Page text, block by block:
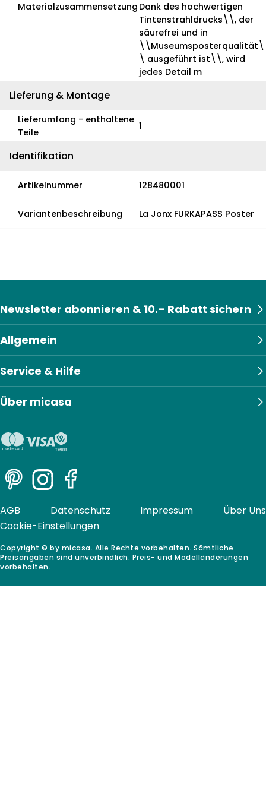
Materialzusammensetzung Dank des hochwertigen
Tintenstrahldrucks\\, der
säurefrei und in
\\Museumsposterqualität\
\ ausgeführt ist\\, wird
jedes Detail m
Lieferung & Montage
Lieferumfang - enthaltene
Teile
1
Identifikation
Artikelnummer 128480001
Variantenbeschreibung La Jonx FURKAPASS Poster
Allgemein
Service & Hilfe
Über micasa
Newsletter abonnieren & 10.– Rabatt sichern
PinterestInstagramFacebook
Copyright © by micasa. Alle Rechte vorbehalten. Sämtliche
Preisangaben sind unverbindlich. Preis- und Modelländerungen
vorbehalten.
AGB Datenschutz Impressum
Über Uns
Cookie-Einstellungen